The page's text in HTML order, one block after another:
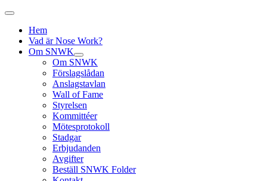
Hem
Vad är Nose Work?
Om SNWK
Om SNWK
Förslagslådan
Anslagstavlan
Wall of Fame
Styrelsen
Kommittéer
Mötesprotokoll
Stadgar
Erbjudanden
Avgifter
Beställ SNWK Folder